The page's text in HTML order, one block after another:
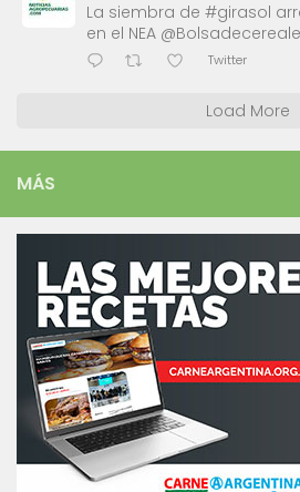
La siembra de #girasol
en el NEA
Twitter
Load More
MÁS